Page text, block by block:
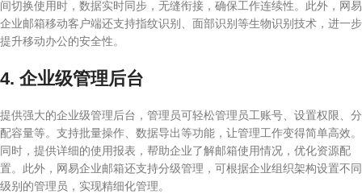
间切换使用时，数据实时同步，无缝衔接，确保工作连续性。此外，网易
企业邮箱移动客户端还支持指纹识别、面部识别等生物识别技术，进一步
提升移动办公的安全性。
4. 企业级管理后台
提供强大的企业级管理后台，管理员可轻松管理员工账号、设置权限、分
配容量等。支持批量操作、数据导出等功能，让管理工作变得简单高效。
同时，提供详细的使用报表，帮助企业了解邮箱使用情况，优化资源配
置。此外，网易企业邮箱还支持分级管理，可根据企业组织架构设置不同
级别的管理员，实现精细化管理。